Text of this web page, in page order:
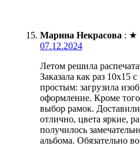
Марина Некрасова : ★
07.12.2024
Летом решила
Заказала как раз 10х15
простым: загрузила
оформление. Кроме
выбор рамок.
отлично, цвета яркие,
получилось
альбома. Обязательно